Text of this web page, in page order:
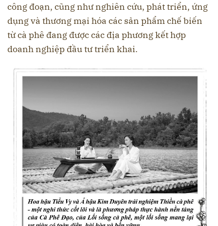
công đoạn, cũng như nghiên cứu, phát triển, ứng
dụng và thương mại hóa các sản phẩm chế biến
từ cà phê đang được các địa phương kết hợp
doanh nghiệp đầu tư triển khai.